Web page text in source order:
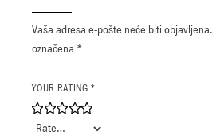
Vaša adresa e-pošte neće biti objavljena.
označena *
YOUR RATING *